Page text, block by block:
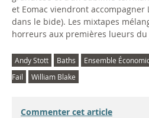
et Eomac viendront
dans le bide). Les mixtapes
horreurs aux premières lueurs
Andy Stott Baths Ensemble
Fail
William Blake
Commenter cet article